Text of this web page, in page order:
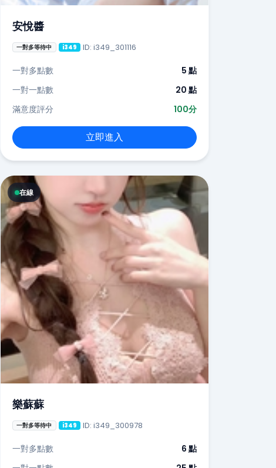
安悅醬
一對多等待中 i349 ID: i349_301116
一對多點數
5 點
一對一點數
20 點
滿意度評分
100分
立即進入
在線
樂蘇蘇
一對多等待中 i349 ID: i349_300978
一對多點數
6 點